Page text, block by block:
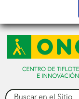
Buscar